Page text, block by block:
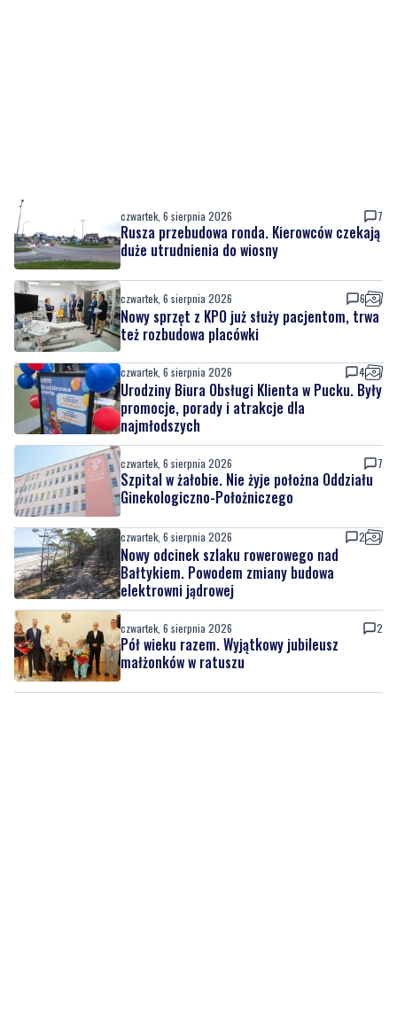
czwartek, 6 sierpnia 2026 7
Rusza przebudowa ronda. Kierowców czekają
duże utrudnienia do wiosny
czwartek, 6 sierpnia 2026 6
Nowy sprzęt z KPO już służy pacjentom, trwa
też rozbudowa placówki
czwartek, 6 sierpnia 2026 4
Urodziny Biura Obsługi Klienta w Pucku. Były
promocje, porady i atrakcje dla
najmłodszych
czwartek, 6 sierpnia 2026 7
Szpital w żałobie. Nie żyje położna Oddziału
Ginekologiczno-Położniczego
czwartek, 6 sierpnia 2026 2
Nowy odcinek szlaku rowerowego nad
Bałtykiem. Powodem zmiany budowa
elektrowni jądrowej
czwartek, 6 sierpnia 2026 2
Pół wieku razem. Wyjątkowy jubileusz
małżonków w ratuszu